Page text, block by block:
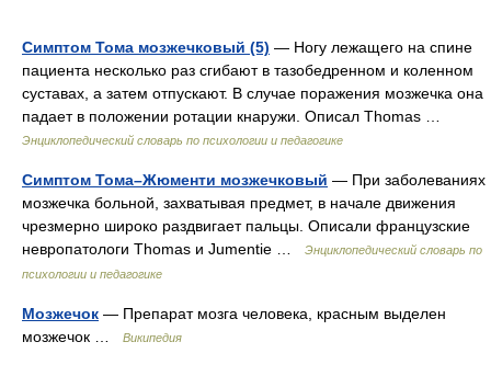
Симптом Тома мозжечковый (5) — Ногу лежащего на спине
пациента несколько раз сгибают в тазобедренном и коленном
суставах, а затем отпускают. В случае поражения мозжечка она
падает в положении ротации кнаружи. Описал Thomas …
Энциклопедический словарь по психологии и педагогике
Симптом Тома–Жюменти мозжечковый — При заболеваниях
мозжечка больной, захватывая предмет, в начале движения
чрезмерно широко раздвигает пальцы. Описали французские
невропатологи Thomas и Jumentie …
Энциклопедический словарь по
психологии и педагогике
Мозжечок — Препарат мозга человека, красным выделен
мозжечок …
Википедия